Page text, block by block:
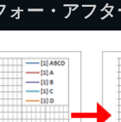
ォー・アフタ